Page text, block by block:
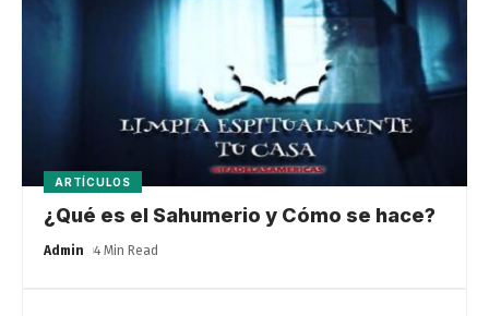
ARTÍCULOS
¿Qué es el Sahumerio y Cómo se hace?
Admin 4 Min Read